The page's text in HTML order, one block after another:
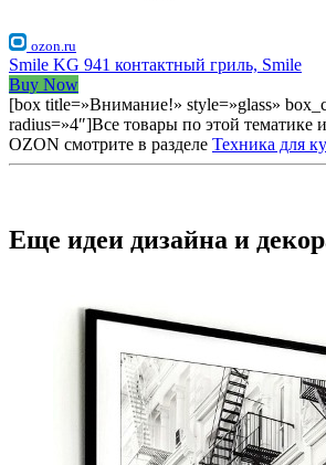
ozon.ru
Smile KG 941 контактный гриль, Smile
Buy Now
[box title=»Внимание!» style=»glass»
radius=»4″]Все товары по этой тематике
OZON смотрите в разделе Техника для
Еще идеи дизайна и